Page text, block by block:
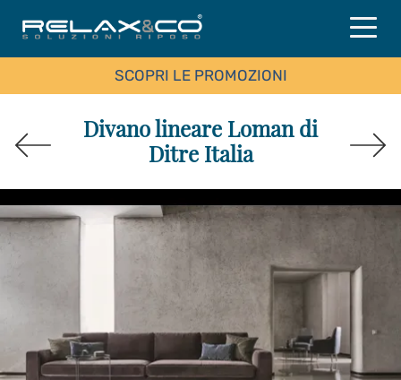
SCOPRI LE PROMOZIONI
Divano lineare Loman di
Ditre Italia